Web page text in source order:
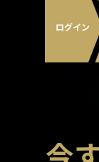
ログイン